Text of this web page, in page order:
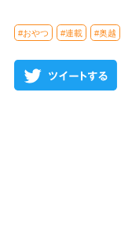
#おやつ #連載 #奥越